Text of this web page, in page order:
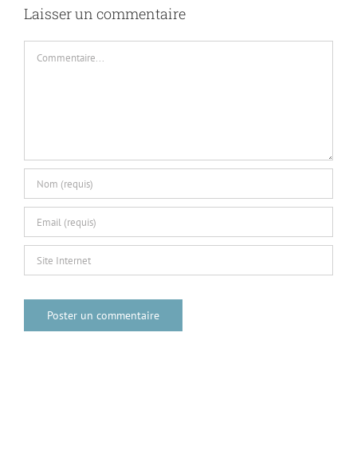
Laisser un commentaire